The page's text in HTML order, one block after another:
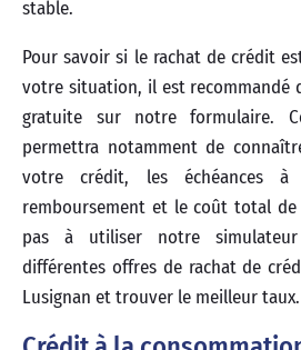
stable.
Pour savoir si le rachat de crédit
votre situation, il est recommandé
gratuite sur notre formulaire.
permettra notamment de
votre crédit, les échéances
remboursement et le coût total de
pas à utiliser notre
différentes offres de rachat de
Lusignan et trouver le meilleur taux.